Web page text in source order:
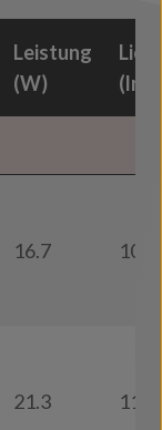
Leistung
(W)
(lm/
16.7 106
21.3 110